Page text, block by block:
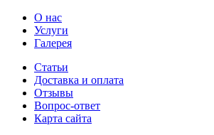
О нас
Услуги
Галерея
Статьи
Доставка и оплата
Отзывы
Вопрос-ответ
Карта сайта